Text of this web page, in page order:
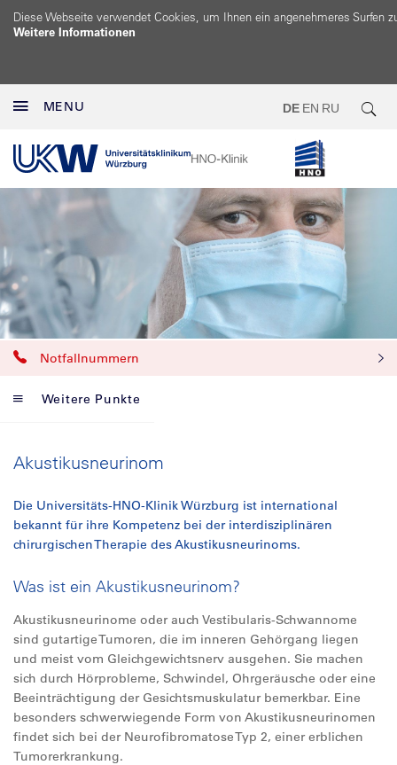
Diese Webseite verwendet Cookies, um Ihnen ein angenehmeres Surfen
Weitere Informationen
MENU DE EN RU
Notfallnummern
Weitere Punkte
Akustikusneurinom
Die Universitäts-HNO-Klinik Würzburg ist international
bekannt für ihre Kompetenz bei der interdisziplinären
chirurgischen Therapie des Akustikusneurinoms.
Was ist ein Akustikusneurinom?
Akustikusneurinome oder auch Vestibularis-Schwannome
sind gutartige Tumoren, die im inneren Gehörgang liegen
und meist vom Gleichgewichtsnerv ausgehen. Sie machen
sich durch Hörprobleme, Schwindel, Ohrgeräusche oder eine
Beeinträchtigung der Gesichtsmuskulatur bemerkbar. Eine
besonders schwerwiegende Form von Akustikusneurinomen
findet sich bei der Neurofibromatose Typ 2, einer erblichen
Tumorerkrankung.